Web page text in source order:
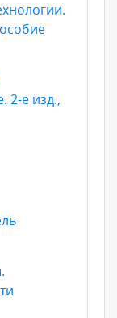
2-е изд.,